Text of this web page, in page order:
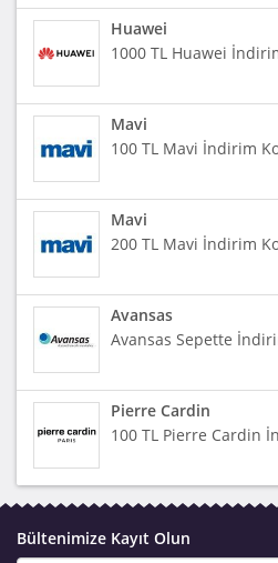
Huawei
1000 TL Huawei
Mavi
100 TL Mavi İndirim
Mavi
200 TL Mavi İndirim
Avansas
Avansas Sepette
Pierre Cardin
100 TL Pierre Cardin
Bültenimize Kayıt Olun